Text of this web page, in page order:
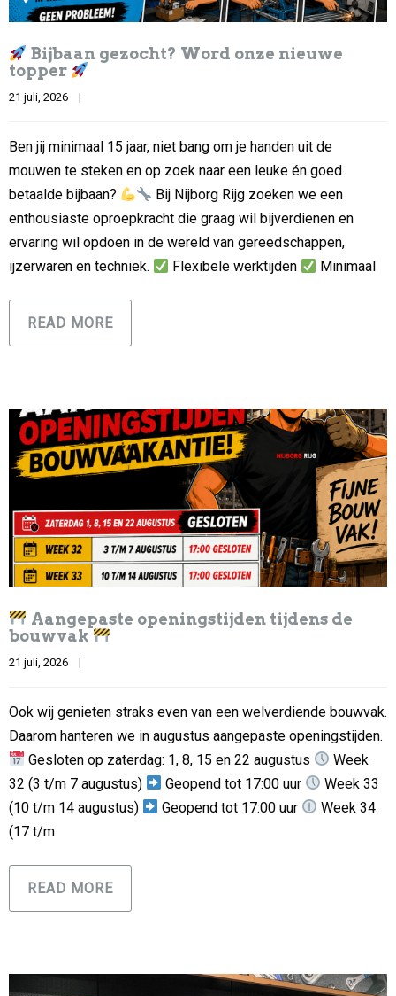
Bijbaan gezocht? Word onze nieuwe
topper
21 juli, 2026 |
Ben jij minimaal 15 jaar, niet bang om je handen uit de
mouwen te steken en op zoek naar een leuke én goed
betaalde bijbaan?
Bij Nijborg Rijg zoeken we een
enthousiaste oproepkracht die graag wil bijverdienen en
ervaring wil opdoen in de wereld van gereedschappen,
ijzerwaren en techniek.
Flexibele werktijden Minimaal
READ MORE
Aangepaste openingstijden tijdens de
bouwvak
21 juli, 2026 |
Ook wij genieten straks even van een welverdiende bouwvak.
Daarom hanteren we in augustus aangepaste openingstijden.
Gesloten op zaterdag: 1, 8, 15 en 22 augustus
Week
32 (3 t/m 7 augustus)
Geopend tot 17:00 uur
Week 33
(10 t/m 14 augustus)
Geopend tot 17:00 uur
Week 34
(17 t/m
READ MORE